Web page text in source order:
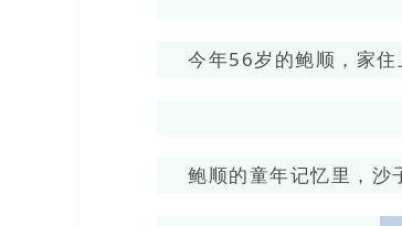
今年56岁的鲍顺，家住
鲍顺的童年记忆里，沙